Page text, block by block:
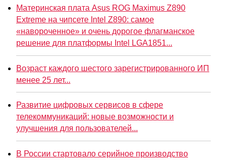
Материнская плата Asus ROG Maximus Z890
Extreme на чипсете Intel Z890: самое
«навороченное» и очень дорогое флагманское
решение для платформы Intel LGA1851...
Возраст каждого шестого зарегистрированного ИП
менее 25 лет...
Развитие цифровых сервисов в сфере
телекоммуникаций: новые возможности и
улучшения для пользователей...
В России стартовало серийное производство